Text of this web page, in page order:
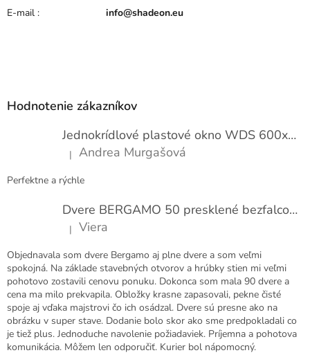
E-mail : info@shadeon.eu
Hodnotenie zákazníkov
Jednokrídlové plastové okno WDS 600x1000
Hodnotenie produktu je 5 z 5 hviezdičiek.
| Andrea Murgašová
Perfektne a rýchle
Dvere BERGAMO 50 presklené bezfalcové EXTRA
Hodnotenie produktu je 5 z 5 hviezdičiek.
| Viera
Objednavala som dvere Bergamo aj plne dvere a som veľmi
spokojná. Na základe stavebných otvorov a hrúbky stien mi veľmi
pohotovo zostavili cenovu ponuku. Dokonca som mala 90 dvere a
cena ma milo prekvapila. Obložky krasne zapasovali, pekne čisté
spoje aj vďaka majstrovi čo ich osádzal. Dvere sú presne ako na
obrázku v super stave. Dodanie bolo skor ako sme predpokladali co
je tiež plus. Jednoduche navolenie požiadaviek. Príjemna a pohotova
komunikácia. Môžem len odporučiť. Kurier bol nápomocný.